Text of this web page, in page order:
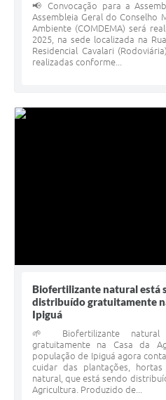
📢 Convocação para a
Assembleia Geral do Conselho
Ambiente (COMDEMA) será
2025, na sede localizada na
Residencial Cavalari
realizadas conforme...
Biofertilizante natural está
distribuído gratuitamente
Ipiguá
🌱 Biofertilizante natural
gratuitamente na Casa da
população de Ipiguá agora
cuidar das plantações,
natural, que está sendo
Agricultura. Produzido de...